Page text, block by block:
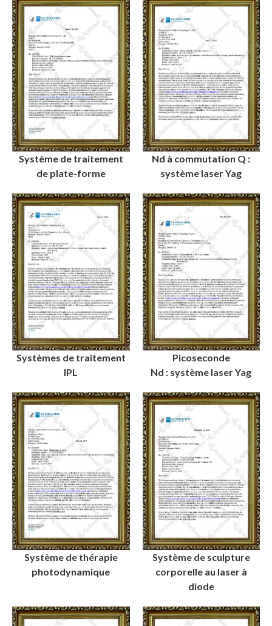
Système de traitement
de plate-forme
Nd à commutation Q :
système laser Yag
Systèmes de traitement
IPL
Picoseconde
Nd : système laser Yag
Système de thérapie
photodynamique
Système de sculpture
corporelle au laser à
diode